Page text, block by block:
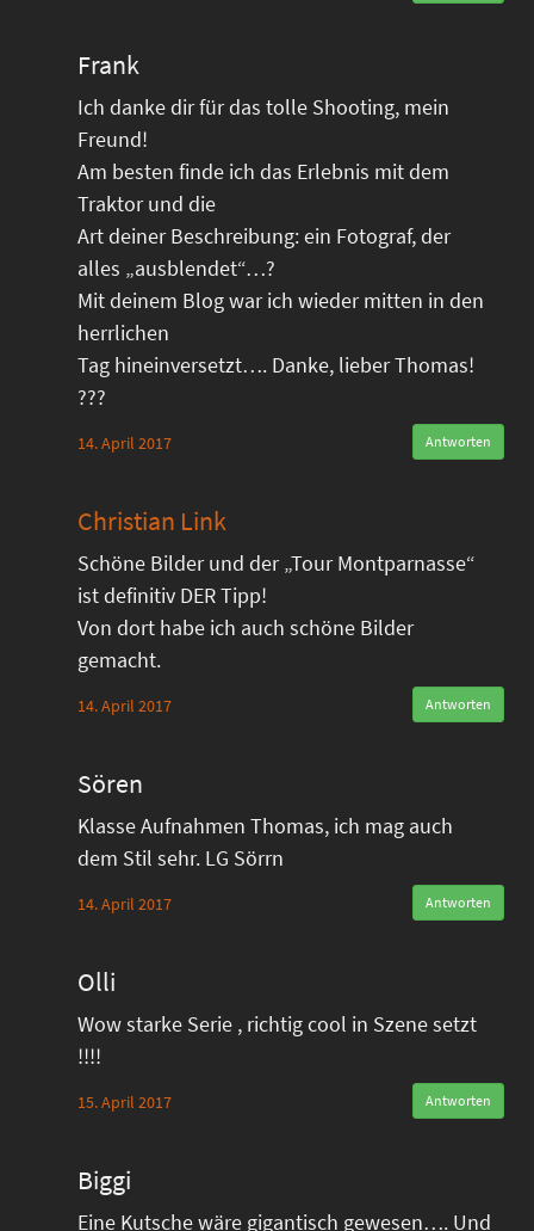
Frank
Ich danke dir für das tolle Shooting, mein
Freund!
Am besten finde ich das Erlebnis mit dem
Traktor und die
Art deiner Beschreibung: ein Fotograf, der
alles „ausblendet“…?
Mit deinem Blog war ich wieder mitten in den
herrlichen
Tag hineinversetzt…. Danke, lieber Thomas!
???
14. April 2017 Antworten
Christian Link
Schöne Bilder und der „Tour Montparnasse“
ist definitiv DER Tipp!
Von dort habe ich auch schöne Bilder
gemacht.
14. April 2017 Antworten
Sören
Klasse Aufnahmen Thomas, ich mag auch
dem Stil sehr. LG Sörrn
14. April 2017 Antworten
Olli
Wow starke Serie , richtig cool in Szene setzt
!!!!
15. April 2017 Antworten
Biggi
Eine Kutsche wäre gigantisch gewesen…. Und